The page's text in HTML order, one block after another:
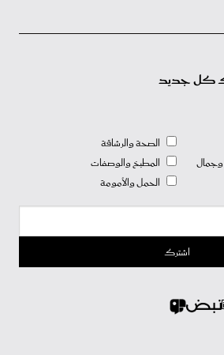
كل جديد
وجمال
الصحة والرشاقة
المطبخ والوصفات
الحمل والأمومة